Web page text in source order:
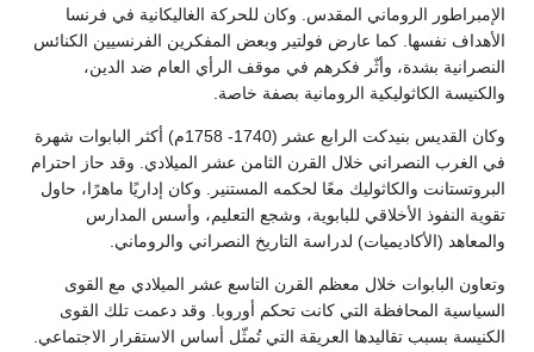
الإمبراطور الروماني المقدس. وكان للحركة الغاليكانية في فرنسا
الأهداف نفسها. كما عارض فولتير وبعض المفكرين الفرنسيين الكنائس
النصرانية بشدة، وأثّر فكرهم في موقف الرأي العام ضد الدين،
والكنيسة الكاثوليكية الرومانية بصفة خاصة.
وكان القديس بنيدكت الرابع عشر (1740- 1758م) أكثر البابوات شهرة
في الغرب النصراني خلال القرن الثامن عشر الميلادي. وقد حاز احترام
البروتستانت والكاثوليك معًا لحكمه المستنير. وكان إداريًا ماهرًا، حاول
تقوية النفوذ الأخلاقي للبابوية، وشجع التعليم، وأسس المدارس
والمعاهد (الأكاديميات) لدراسة التاريخ النصراني والروماني.
وتعاون البابوات خلال معظم القرن التاسع عشر الميلادي مع القوى
السياسية المحافظة التي كانت تحكم أوروبا. وقد دعمت تلك القوى
الكنيسة بسبب تقاليدها العريقة التي تُمثّل أساس الاستقرار الاجتماعي.